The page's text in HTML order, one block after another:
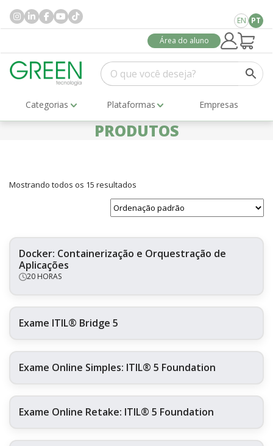
EN PT
Área do aluno
Categorias Plataformas Empresas
PRODUTOS
Mostrando todos os 15 resultados
Docker: Containerização e Orquestração de
Aplicações
20 HORAS
Exame ITIL® Bridge 5
Exame Online Simples: ITIL® 5 Foundation
Exame Online Retake: ITIL® 5 Foundation